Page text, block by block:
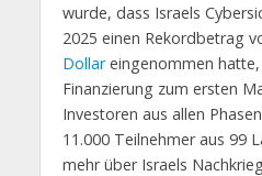
wurde, dass Israels
2025 einen Rekordbetrag
Dollareingenommen
Finanzierung zum ersten
Investoren aus allen
11.000 Teilnehmer aus 99
mehr über Israels